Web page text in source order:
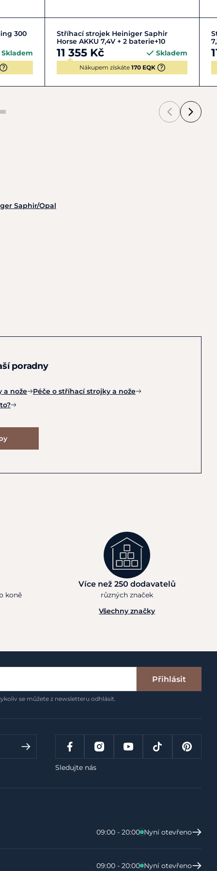
300
Skladem
Do košíku
Stříhací strojek Heiniger Saphir
Horse AKKU 7,4V + 2 baterie+10
11 355 Kč Skladem
Nákupem získáte 170 EQK
Saphir/Opal
poradny
a nože
Péče o stříhací strojky a nože
koně
Více než 250 dodavatelů
různých značek
Všechny značky
Přihlásit
se můžete z newsletteru odhlásit.
Sledujte nás
09:00 - 20:00 Nyní otevřeno
09:00 - 20:00 Nyní otevřeno